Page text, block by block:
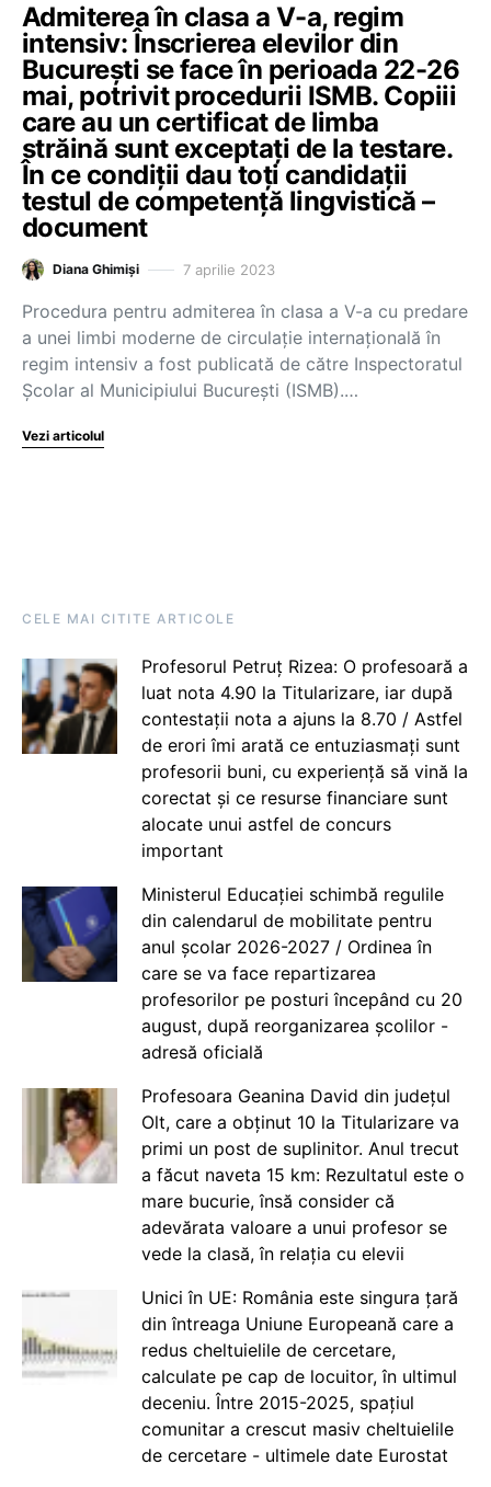
Admiterea în clasa a V-a, regim
intensiv: Înscrierea elevilor din
București se face în perioada 22-26
mai, potrivit procedurii ISMB. Copiii
care au un certificat de limba
străină sunt exceptați de la testare.
În ce condiții dau toți candidații
testul de competență lingvistică –
document
Diana Ghimiși 7 aprilie 2023
Procedura pentru admiterea în clasa a V-a cu predare
a unei limbi moderne de circulație internațională în
regim intensiv a fost publicată de către Inspectoratul
Școlar al Municipiului București (ISMB).…
Vezi articolul
CELE MAI CITITE ARTICOLE
Profesorul Petruț Rizea: O profesoară a
luat nota 4.90 la Titularizare, iar după
contestații nota a ajuns la 8.70 / Astfel
de erori îmi arată ce entuziasmați sunt
profesorii buni, cu experiență să vină la
corectat și ce resurse financiare sunt
alocate unui astfel de concurs
important
Ministerul Educației schimbă regulile
din calendarul de mobilitate pentru
anul școlar 2026-2027 / Ordinea în
care se va face repartizarea
profesorilor pe posturi începând cu 20
august, după reorganizarea școlilor -
adresă oficială
Profesoara Geanina David din județul
Olt, care a obținut 10 la Titularizare va
primi un post de suplinitor. Anul trecut
a făcut naveta 15 km: Rezultatul este o
mare bucurie, însă consider că
adevărata valoare a unui profesor se
vede la clasă, în relația cu elevii
Unici în UE: România este singura țară
din întreaga Uniune Europeană care a
redus cheltuielile de cercetare,
calculate pe cap de locuitor, în ultimul
deceniu. Între 2015-2025, spațiul
comunitar a crescut masiv cheltuielile
de cercetare - ultimele date Eurostat